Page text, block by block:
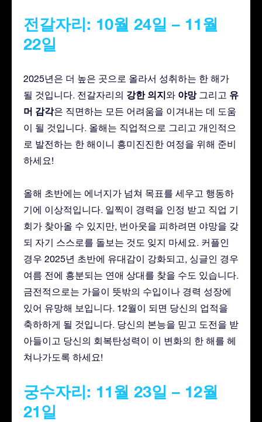
전갈자리: 10월 24일 – 11월
22일
2025년은 더 높은 곳으로 올라서 성취하는 한 해가
될 것입니다. 전갈자리의 강한 의지와 야망그리고 유
머 감각은 직면하는 모든 어려움을 이겨내는 데 도움
이 될 것입니다. 올해는 직업적으로 그리고 개인적으
로 발전하는 한 해이니 흥미진진한 여정을 위해 준비
하세요!
올해 초반에는 에너지가 넘쳐 목표를 세우고 행동하
기에 이상적입니다. 일찍이 경력을 인정 받고 직업 기
회가 찾아올 수 있지만, 번아웃을 피하려면 야망을 갖
되 자기 스스로를 돌보는 것도 잊지 마세요. 커플인
경우 2025년 초반에 유대감이 강화되고, 싱글인 경우
여름 전에 흥분되는 연애 상대를 찾을 수도 있습니다.
금전적으로는 가을이 뜻밖의 수입이나 경력 성장에
있어 유망해 보입니다. 12월이 되면 당신의 업적을
축하하게 될 것입니다. 당신의 본능을 믿고 도전을 받
아들이고 당신의 회복탄성력이 이 변화의 한 해를 헤
쳐나가도록 하세요!
궁수자리: 11월 23일 – 12월
21일